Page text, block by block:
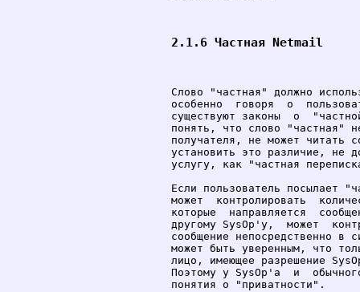
2.1.6 Частная Netmail
Слово "частная" должно
особенно  говоря  о
существуют законы  о
понять, что слово "частная"
получателя, не может читать
установить это различие, не
услугу, как "частная
Если пользователь посылает
может  контролировать
которые  направляется
другому SysOp'у,  может
сообщение непосредственно в
может быть уверенным, что
лицо, имеющее разрешение
Поэтому у SysOp'а  и
понятия о "приватности".